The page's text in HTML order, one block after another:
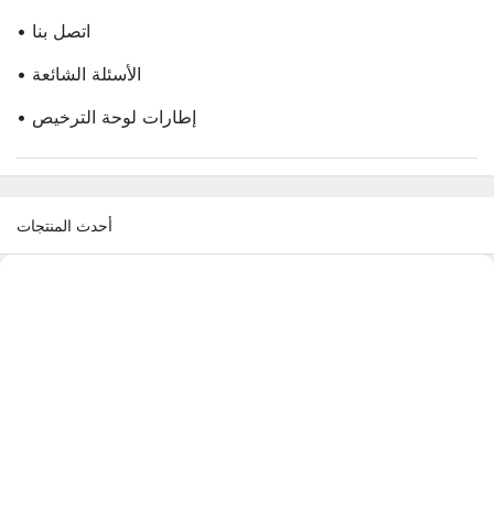
• اتصل بنا
• الأسئلة الشائعة
• إطارات لوحة الترخيص
أحدث المنتجات